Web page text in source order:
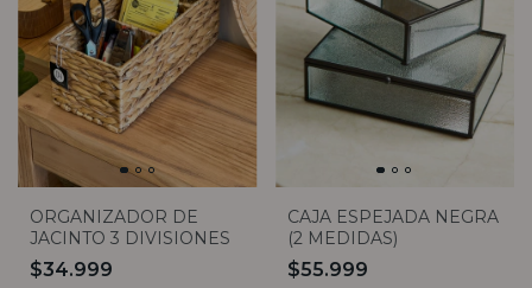
ORGANIZADOR DE
JACINTO 3 DIVISIONES
$34.999
CAJA ESPEJADA NEGRA
(2 MEDIDAS)
$55.999